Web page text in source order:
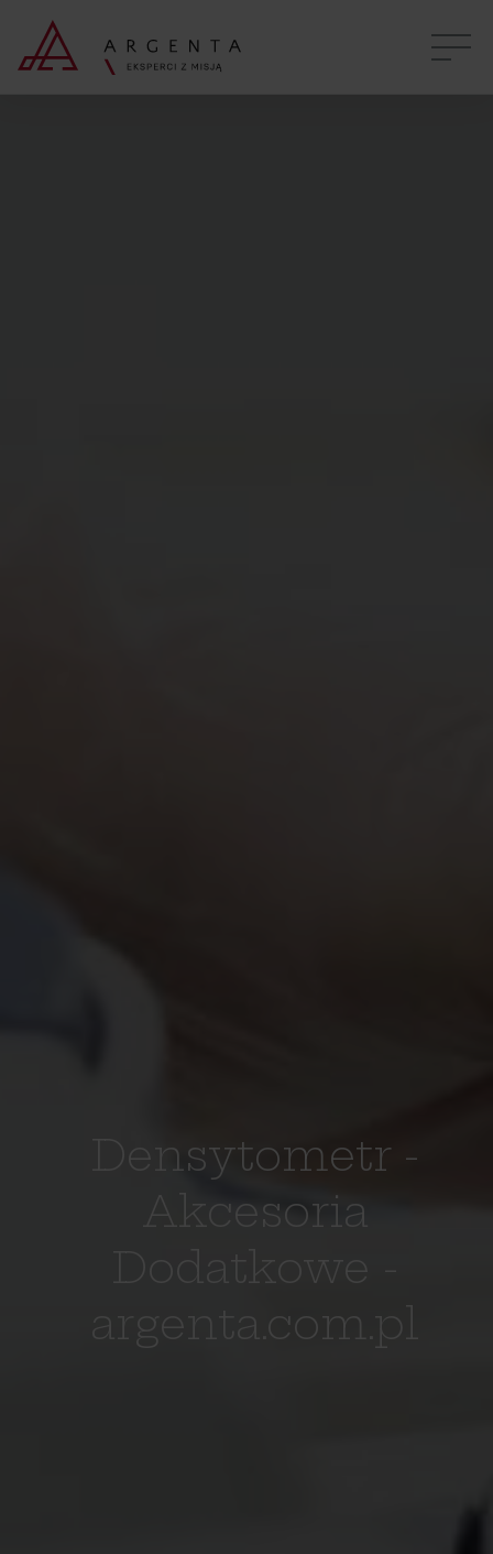
Densytometr -
Akcesoria
Dodatkowe -
argenta.com.pl